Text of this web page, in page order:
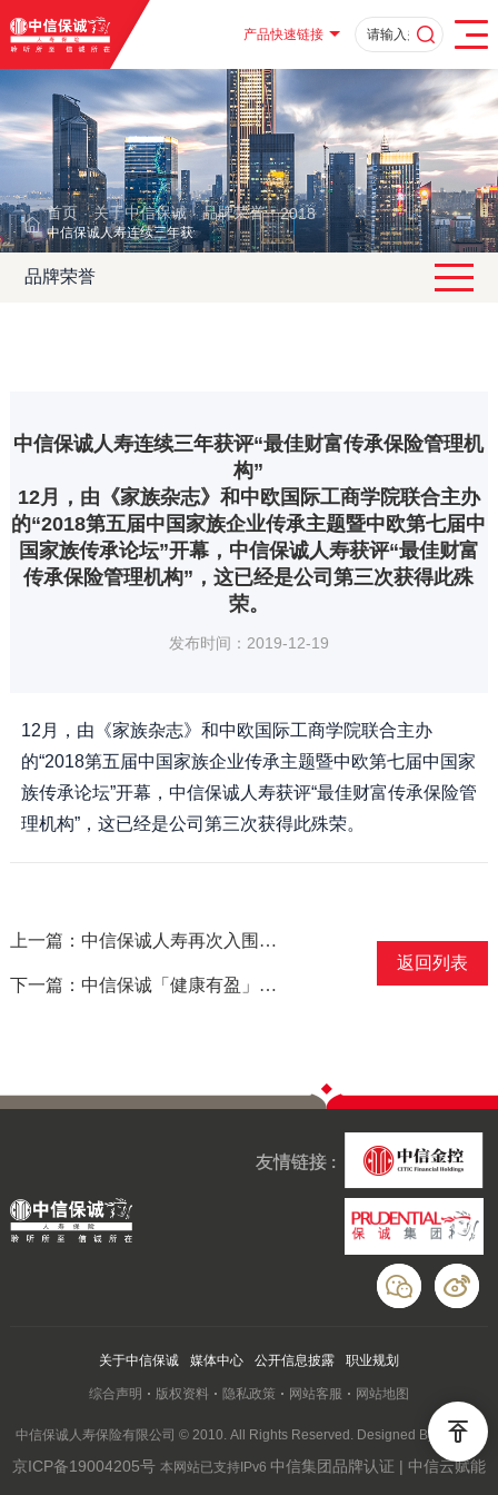
产品快速链接
首页 · 关于中信保诚 · 品牌荣誉 · 2018 ·
中信保诚人寿连续三年获评“最佳财富传承保险管理机构”
品牌荣誉
中信保诚人寿连续三年获评“最佳财富传承保险管理机
构”
12月，由《家族杂志》和中欧国际工商学院联合主办
的“2018第五届中国家族企业传承主题暨中欧第七届中
国家族传承论坛”开幕，中信保诚人寿获评“最佳财富
传承保险管理机构”，这已经是公司第三次获得此殊
荣。
发布时间：2019-12-19
12月，由《家族杂志》和中欧国际工商学院联合主办
的“2018第五届中国家族企业传承主题暨中欧第七届中国家
族传承论坛”开幕，中信保诚人寿获评“最佳财富传承保险管
理机构”，这已经是公司第三次获得此殊荣。
上一篇：中信保诚人寿再次入围中国寿险十强
下一篇：中信保诚「健康有盈」全能保险计划荣获“年度创新力保险产品”奖
返回列表
友情链接 :
关于中信保诚 媒体中心 公开信息披露 职业规划
综合声明 版权资料 隐私政策 网站客服 网站地图
中信保诚人寿保险有限公司 © 2010. All Rights Reserved. Designed By Wanhu
京ICP备19004205号 本网站已支持IPv6 中信集团品牌认证 | 中信云赋能